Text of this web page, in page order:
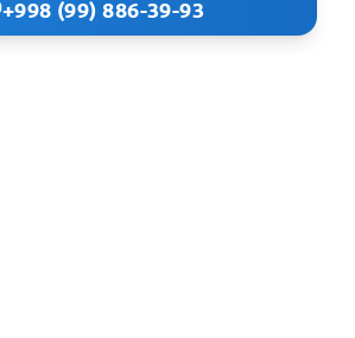
+998 (99) 886-39-93